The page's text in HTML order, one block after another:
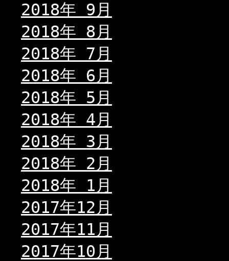
2018年 9月
2018年 8月
2018年 7月
2018年 6月
2018年 5月
2018年 4月
2018年 3月
2018年 2月
2018年 1月
2017年12月
2017年11月
2017年10月